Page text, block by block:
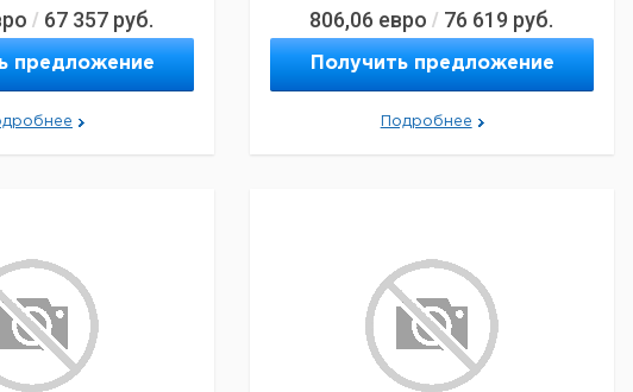
/ 67 357 руб.
предложение
806,06 евро / 76 619 руб.
Получить предложение
Подробнее